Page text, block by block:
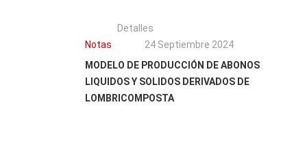
Notas
Detalles
24 Septiembre 2024
MODELO DE PRODUCCIÓN DE ABONOS
LIQUIDOS Y SOLIDOS DERIVADOS DE
LOMBRICOMPOSTA